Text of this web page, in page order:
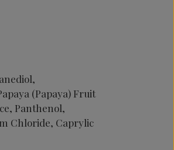
(Papaya) Fruit
Panthenol,
Chloride, Caprylic